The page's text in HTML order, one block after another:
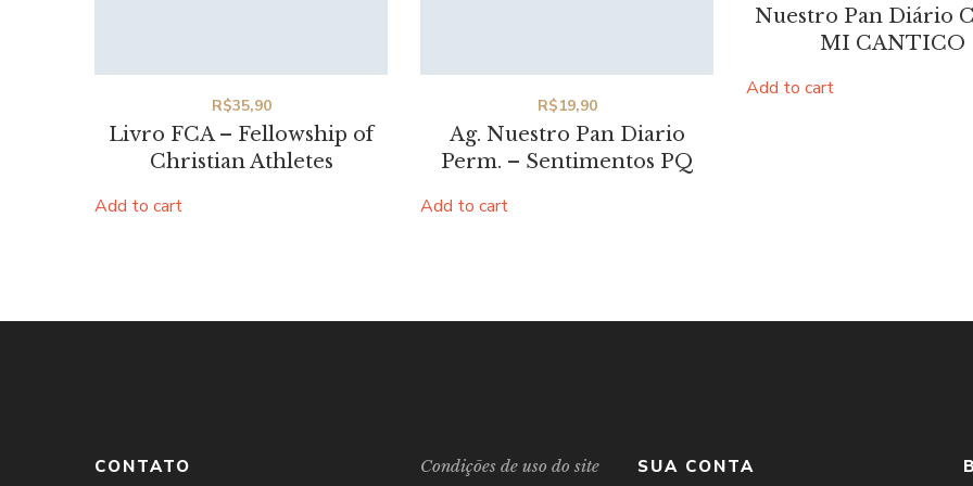
Livro FCA – Fellowship of
Christian Athletes
R$35,90
Add to cart
Ag. Nuestro Pan Diario
Perm. – Sentimentos PQ
R$19,90
Add to cart
Nuestro Pan Diário
MI CANTICO
price
was:
is:
Add to cart
CONTATO Condições de uso do site SUA CONTA